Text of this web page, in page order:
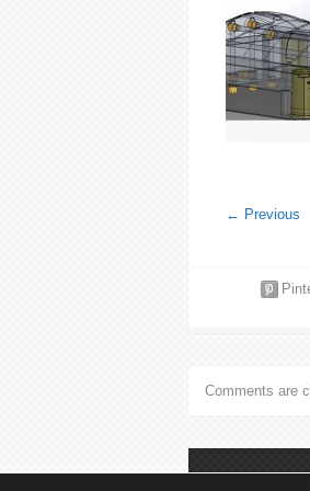
← Previous
Comments are
© DISMOLD.